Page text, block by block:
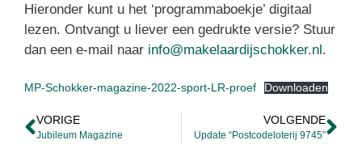
Hieronder kunt u het ‘programmaboekje’ digitaal
lezen. Ontvangt u liever een gedrukte versie? Stuur
dan een e-mail naar info@makelaardijschokker.nl.
MP-Schokker-magazine-2022-sport-LR-proef Downloaden
VORIGE
Jubileum Magazine
VOLGENDE
Update “Postcodeloterij 9745”